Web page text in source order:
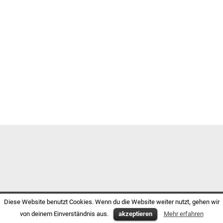
Diese Website benutzt Cookies. Wenn du die Website weiter nutzt, gehen wir
von deinem Einverständnis aus.
akzeptieren Mehr erfahren